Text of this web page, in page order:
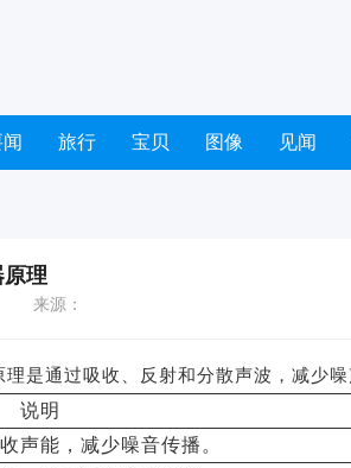
旅行 宝贝 图像 见闻
理
来源：
是通过吸收、反射和分散声波，减少噪
说明
声能，减少噪音传播。